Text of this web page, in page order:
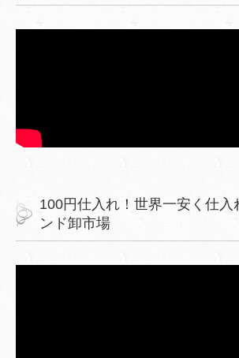
100円仕入れ！世界一安く仕入
ンド卸市場